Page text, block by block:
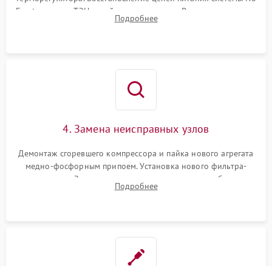
Frost, включая ТЭН оттайки и вентилятор. Ремонт или замена
платы управления при сбоях алгоритмов.
Подробнее
4. Замена неисправных узлов
Демонтаж сгоревшего компрессора и пайка нового агрегата
медно-фосфорным припоем. Установка нового фильтра-
осушителя. Замена изношенных вентиляторов обдува,
сломанных заслонок или поврежденных дверных петель.
Подробнее